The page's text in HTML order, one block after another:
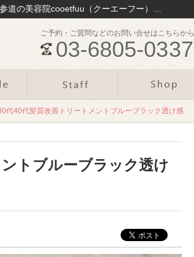
ご予約・ご質問などのお問い合せはこちらから
03-6805-0337
代40代髪質改善トリートメントブルーブラック透け感
トブルーブラック透け